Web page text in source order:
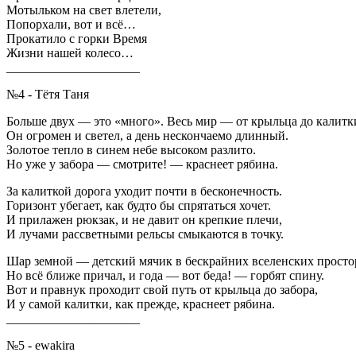
Мотыльком на свет влетели,
Попорхали, вот и всё…
Прокатило с горки Время
Жизни нашей колесо…
№4 - Тётя Таня
Больше двух — это «много». Весь мир — от крыльца до
Он огромен и светел, а день нескончаемо длинный.
Золотое тепло в синем небе высоком разлито.
Но уже у забора — смотрите! — краснеет рябина.
За калиткой дорога уходит почти в бесконечность.
Горизонт убегает, как будто бы спрятаться хочет.
И прилажен рюкзак, и не давит он крепкие плечи,
И лучами рассветными рельсы смыкаются в точку.
Шар земной — детский мячик в бескрайних вселенских
Но всё ближе причал, и года — вот беда! — горбят спину.
Вот и правнук проходит свой путь от крыльца до забора,
И у самой калитки, как прежде, краснеет рябина.
№5 - ewakira